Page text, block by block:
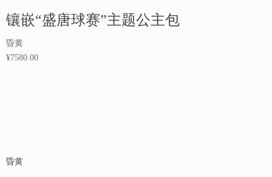
镶嵌“盛唐球赛”主题公主包
昏黄
¥7580.00
昏黄